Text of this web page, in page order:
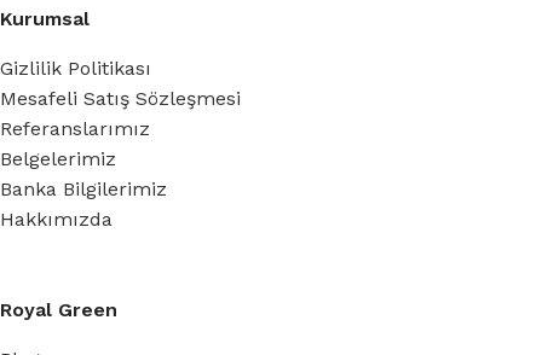
Kurumsal
Gizlilik Politikası
Mesafeli Satış Sözleşmesi
Referanslarımız
Belgelerimiz
Banka Bilgilerimiz
Hakkımızda
Royal Green